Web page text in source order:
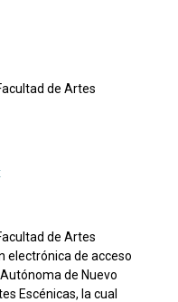
de Artes
de Artes
electrónica de acceso
de Nuevo
Escénicas, la cual